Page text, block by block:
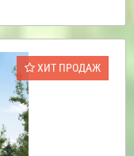
ХИТ ПРОДАЖ